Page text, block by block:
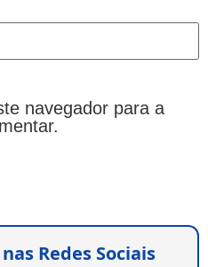
navegador para a
Redes Sociais